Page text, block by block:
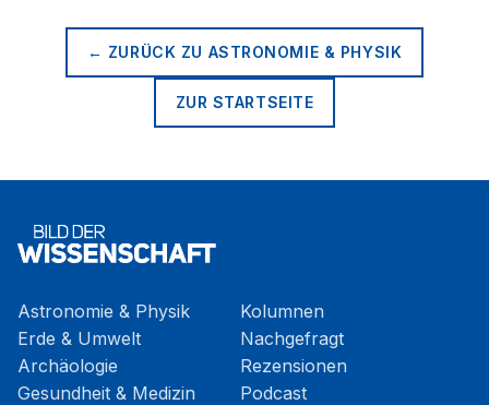
← ZURÜCK ZU ASTRONOMIE & PHYSIK
ZUR STARTSEITE
Astronomie & Physik
Erde & Umwelt
Archäologie
Gesundheit & Medizin
Kolumnen
Nachgefragt
Rezensionen
Podcast